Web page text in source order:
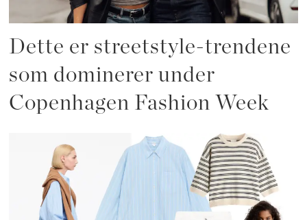
Dette er streetstyle-trendene
som dominerer under
Copenhagen Fashion Week